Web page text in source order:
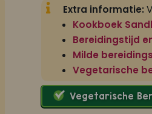
Extra informatie:
Kookboek
Bereidingstijd
Milde
Vegetarische
Vegetarische